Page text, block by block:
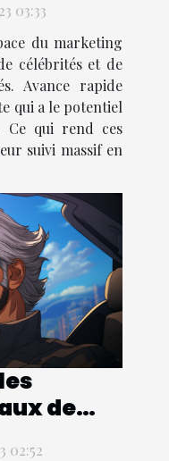
de la
03:33
du marketing
célébrités et de
Avance rapide
qui a le potentiel
Ce qui rend ces
suivi massif en
de
02:52